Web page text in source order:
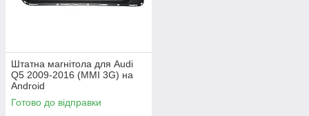
Штатна магнітола для Audi
Q5 2009-2016 (MMI 3G) на
Android
Готово до відправки